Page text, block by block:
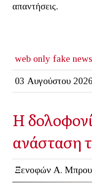
απαντήσεις.
web only fake news
03 Αυγούστου 2026
Η
ανάσταση
Ξενοφών Α.